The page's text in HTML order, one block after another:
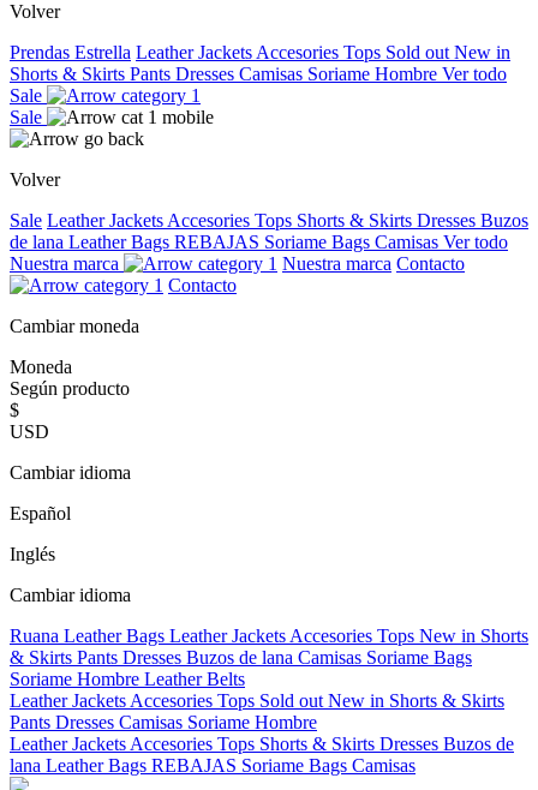
Volver
Prendas Estrella Leather Jackets Accesories Tops Sold out New in
Shorts & Skirts Pants Dresses Camisas Soriame Hombre Ver todo
Sale
Sale
Volver
Sale Leather Jackets Accesories Tops Shorts & Skirts Dresses Buzos
de lana Leather Bags REBAJAS Soriame Bags Camisas Ver todo
Nuestra marca
Nuestra marca Contacto
Contacto
Cambiar moneda
Moneda
Según producto
$
USD
Cambiar idioma
Español
Inglés
Cambiar idioma
Ruana Leather Bags Leather Jackets Accesories Tops New in Shorts
& Skirts Pants Dresses Buzos de lana Camisas Soriame Bags
Soriame Hombre Leather Belts
Leather Jackets Accesories Tops Sold out New in Shorts & Skirts
Pants Dresses Camisas Soriame Hombre
Leather Jackets Accesories Tops Shorts & Skirts Dresses Buzos de
lana Leather Bags REBAJAS Soriame Bags Camisas